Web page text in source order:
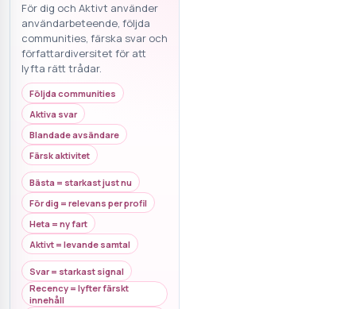
För dig och Aktivt använder
användarbeteende, följda
communities, färska svar och
författardiversitet för att
lyfta rätt trådar.
Följda communities
Aktiva svar
Blandade avsändare
Färsk aktivitet
Bästa = starkast just nu
För dig = relevans per profil
Heta = ny fart
Aktivt = levande samtal
Svar = starkast signal
Recency = lyfter färskt
innehåll